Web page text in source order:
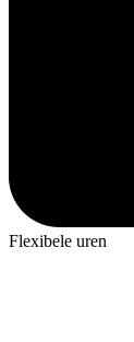
Flexibele uren